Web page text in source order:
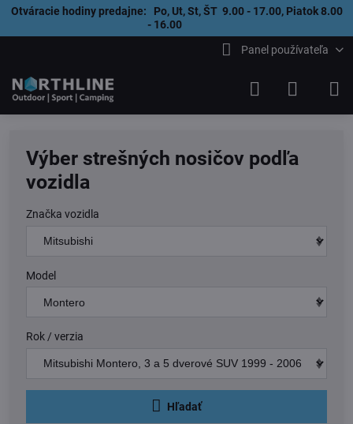
Otváracie hodiny predajne: Po, Ut, St, ŠT 9.00 - 17.00, Piatok 8.00
- 16.00
Panel používateľa
Výber strešných nosičov podľa
vozidla
Značka vozidla
Model
Rok / verzia
Hľadať